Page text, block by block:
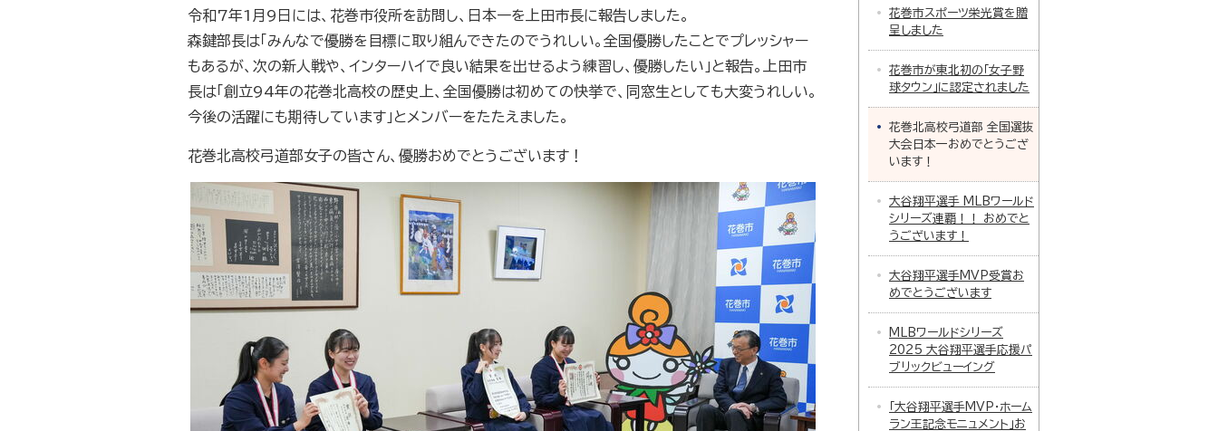
令和7年1月9日には、花巻市役所を訪問し、日本一を上田市長に報告しました。
森鍵部長は「みんなで優勝を目標に取り組んできたのでうれしい。全国優勝したことでプレッシャー
もあるが、次の新人戦や、インターハイで良い結果を出せるよう練習し、優勝したい」と報告。上田市
長は「創立94年の花巻北高校の歴史上、全国優勝は初めての快挙で、同窓生としても大変うれしい。
今後の活躍にも期待しています」とメンバーをたたえました。
花巻北高校弓道部女子の皆さん、優勝おめでとうございます！
花巻市スポーツ栄光賞を贈
呈しました
花巻市が東北初の「女子野
球タウン」に認定されました
花巻北高校弓道部 全国選抜
大会日本一おめでとうござ
います！
大谷翔平選手 MLBワールド
シリーズ連覇！！ おめでと
うございます！
大谷翔平選手MVP受賞お
めでとうございます
MLBワールドシリーズ
2025 大谷翔平選手応援パ
ブリックビューイング
「大谷翔平選手MVP・ホーム
ラン王記念モニュメント」お